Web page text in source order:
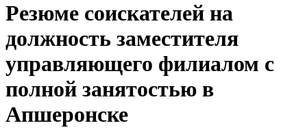
Резюме соискателей на
должность заместителя
управляющего филиалом с
полной занятостью в
Апшеронске